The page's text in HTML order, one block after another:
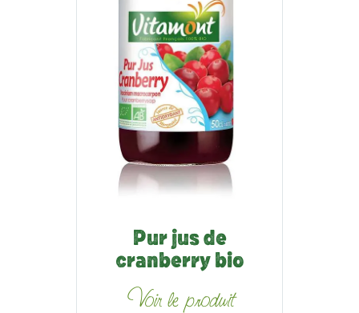
Pur jus de
cranberry bio
Voir le produit